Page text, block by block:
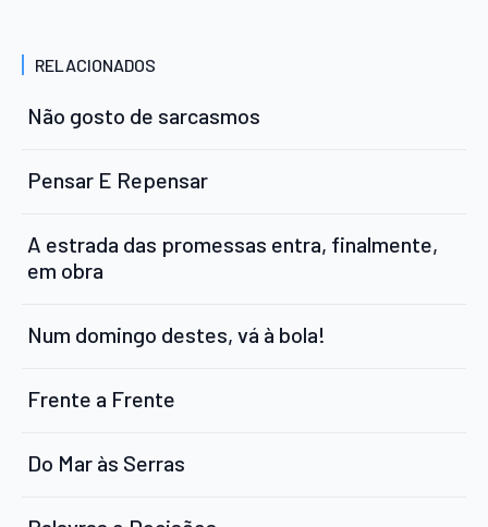
RELACIONADOS
Não gosto de sarcasmos
Pensar E Repensar
A estrada das promessas entra, finalmente,
em obra
Num domingo destes, vá à bola!
Frente a Frente
Do Mar às Serras